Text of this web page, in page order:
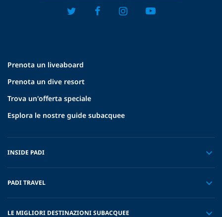
Prenota un liveaboard
Prenota un dive resort
Trova un'offerta speciale
Esplora le nostre guide subacquee
INSIDE PADI
PADI TRAVEL
LE MIGLIORI DESTINAZIONI SUBACQUEE